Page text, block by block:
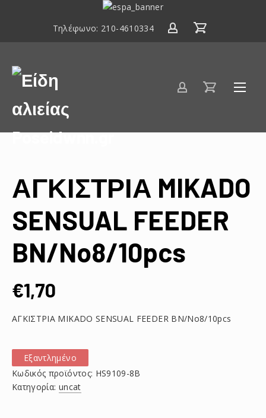
ΕΣΠΑ
2020
Τηλέφωνο: 210-4610334
Είδη
αλιείας
Poseidwnn.gr
ΑΓΚΙΣΤΡΙΑ MIKADO
SENSUAL FEEDER
BN/No8/10pcs
€1,70
ΑΓΚΙΣΤΡΙΑ MIKADO SENSUAL FEEDER BN/No8/10pcs
Εξαντλημένο
Κωδικός προϊόντος: HS9109-8B
Κατηγορία: uncat